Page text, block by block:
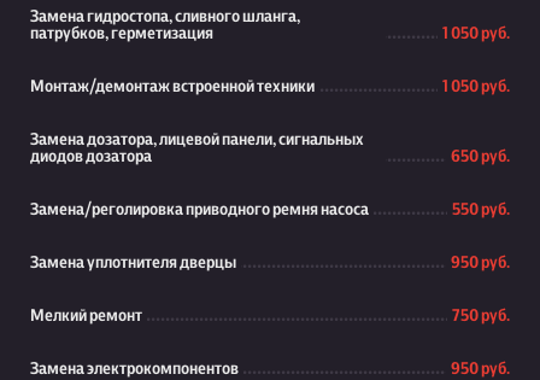
Замена гидростопа, сливного шланга,
патрубков, герметизация
1 050 руб.
Монтаж/демонтаж встроенной техники 1 050 руб.
Замена дозатора, лицевой панели, сигнальных
диодов дозатора
650 руб.
Замена/реголировка приводного ремня насоса 550 руб.
Замена уплотнителя дверцы 950 руб.
Мелкий ремонт 750 руб.
Замена электрокомпонентов 950 руб.